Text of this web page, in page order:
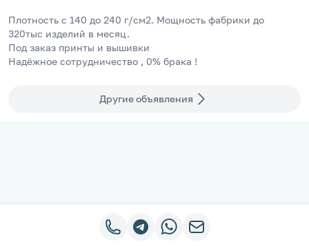
Плотность с 140 до 240 г/см2. Мощность фабрики до
320тыс изделий в месяц.
Под заказ принты и вышивки
Надёжное сотрудничество , 0% брака !
Другие объявления